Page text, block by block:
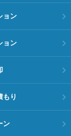
ョン
ョン
もり
ン